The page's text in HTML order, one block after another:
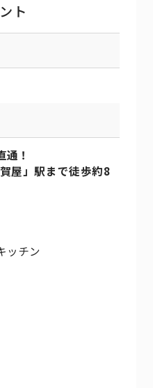
ト
通！
屋」駅まで徒歩約8
ッチン